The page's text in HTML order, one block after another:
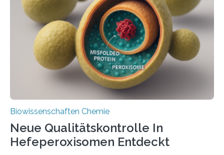
Biowissenschaften Chemie
Neue Qualitätskontrolle In
Hefeperoxisomen Entdeckt